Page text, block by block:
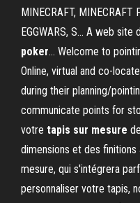
MINECRAFT, MINECRAFT
EGGWARS, S... A web
poker… Welcome to
Online, virtual and co-
during their planning/
communicate points for
votre tapis sur mesure
dimensions et des
mesure, qui s'intégrera
personnaliser votre tapis,